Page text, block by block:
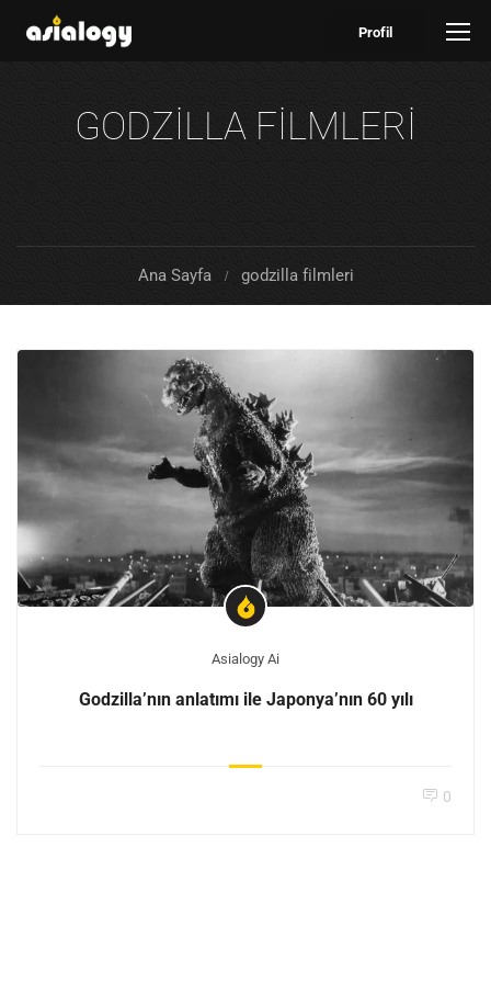
Profil
GODZILLA FILMLERI
Ana Sayfa godzilla filmleri
Asialogy Ai
Godzilla’nın anlatımı ile Japonya’nın 60 yılı
0